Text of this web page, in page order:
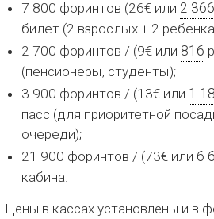
7 800 форинтов (26€ или 2 366
билет (2 взрослых + 2
2 700 форинтов / (9€ или 816
(пенсионеры, студенты);
3 900 форинтов / (13€ или 1
пасс (для приоритетной
очереди);
21 900 форинтов / (73€ или 6
кабина.
Цены в кассах установлены и в